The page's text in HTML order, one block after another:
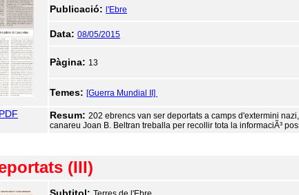
Publicació: l'Ebre
Data: 08/05/2015
Pàgina: 13
Temes: [Guerra Mundial II]
PDF Resum: 202 ebrencs van ser deportats a camps d'extermini
canareu Joan B. Beltran treballa per recollir tota la informaciÃ³
(III)